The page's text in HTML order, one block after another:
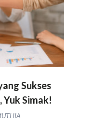
Sukses
Simak!